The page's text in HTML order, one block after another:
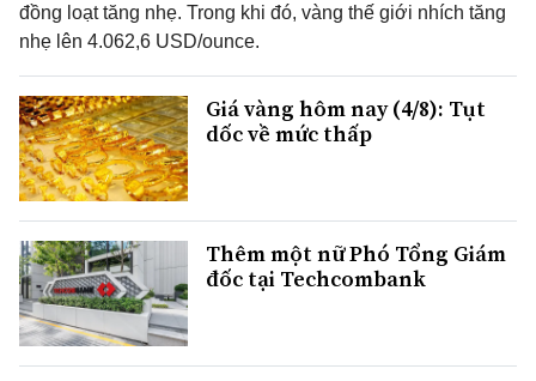
đồng loạt tăng nhẹ. Trong khi đó, vàng thế giới nhích tăng
nhẹ lên 4.062,6 USD/ounce.
Giá vàng hôm nay (4/8): Tụt
dốc về mức thấp
Thêm một nữ Phó Tổng Giám
đốc tại Techcombank